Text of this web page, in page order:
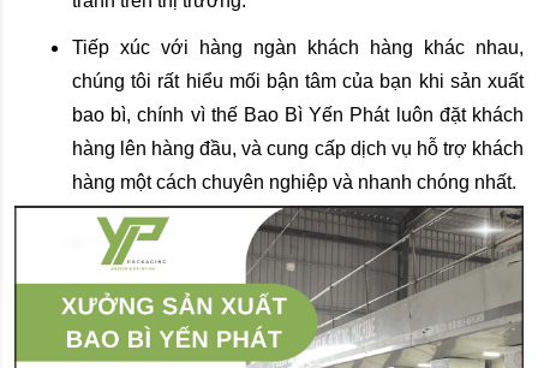
Tiếp xúc với hàng ngàn khách hàng khác nhau,
chúng tôi rất hiểu mối bận tâm của bạn khi sản xuất
bao bì, chính vì thế Bao Bì Yến Phát luôn đặt khách
hàng lên hàng đầu, và cung cấp dịch vụ hỗ trợ khách
hàng một cách chuyên nghiệp và nhanh chóng nhất.